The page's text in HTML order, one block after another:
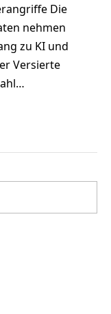
Die
nehmen
zu KI und
Versierte